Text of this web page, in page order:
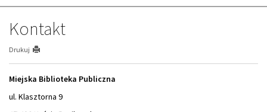
Kontakt
Drukuj
Miejska Biblioteka Publiczna
ul. Klasztorna 9